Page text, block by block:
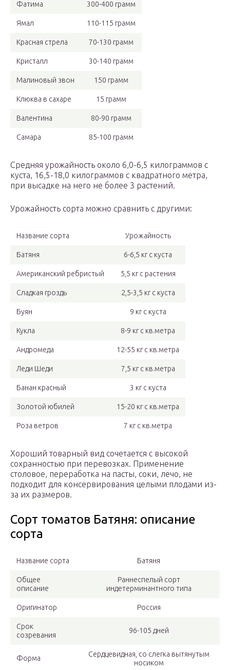
Фатима 300-400 грамм
Ямал 110-115 грамм
Красная стрела 70-130 грамм
Кристалл 30-140 грамм
Малиновый звон 150 грамм
Клюква в сахаре 15 грамм
Валентина 80-90 грамм
Самара 85-100 грамм
Средняя урожайность около 6,0-6,5 килограммов с
куста, 16,5-18,0 килограммов с квадратного метра,
при высадке на него не более 3 растений.
Урожайность сорта можно сравнить с другими:
Название сорта Урожайность
Батяня 6-6,5 кг с куста
Американский ребристый 5,5 кг с растения
Сладкая гроздь 2,5-3,5 кг с куста
Буян 9 кг с куста
Кукла 8-9 кг с кв.метра
Андромеда 12-55 кг с кв.метра
Леди Шеди 7,5 кг с кв.метра
Банан красный 3 кг с куста
Золотой юбилей 15-20 кг с кв.метра
Роза ветров 7 кг с кв.метра
Хороший товарный вид сочетается с высокой
сохранностью при перевозках. Применение
столовое, переработка на пасты, соки, лечо, не
подходит для консервирования целыми плодами из-
за их размеров.
Сорт томатов Батяня: описание
сорта
Название сорта Батяня
Общее
описание
Раннеспелый сорт
индетерминантного типа
Оригинатор Россия
Срок
созревания
96-105 дней
Форма
Сердцевидная, со слегка вытянутым
носиком